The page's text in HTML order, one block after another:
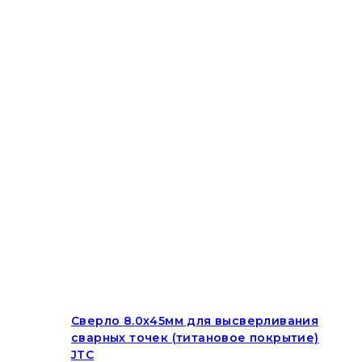
Сверло 8.0х45мм для высверливания
сварных точек (титановое покрытие)
JTC